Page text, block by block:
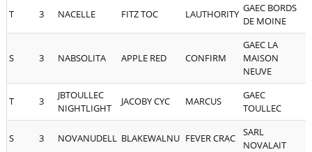
T 3 NACELLE FITZ TOC LAUTHORITY GAEC BORDS
DE MOINE
S 3 NABSOLITA APPLE RED CONFIRM
GAEC LA
MAISON
NEUVE
T 3
JBTOULLEC
NIGHTLIGHT
JACOBY CYC MARCUS
GAEC
TOULLEC
S 3 NOVANUDELL BLAKEWALNU FEVER CRAC
SARL
NOVALAIT